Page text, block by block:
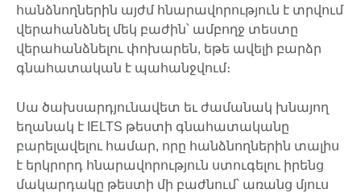
հանձնողներին այժմ հնարավորություն է տրվում
վերահանձնել մեկ բաժին՝ ամբողջ տեստը
վերահանձնելու փոխարեն, եթե ավելի բարձր
գնահատական է պահանջվում։
Սա ծախսարդյունավետ եւ ժամանակ խնայող
եղանակ է IELTS թեստի գնահատականը
բարելավելու համար, որը հանձնողներին տալիս
է երկրորդ հնարավորություն ստուգելու իրենց
մակարդակը թեստի մի բաժնում՝ առանց մյուս